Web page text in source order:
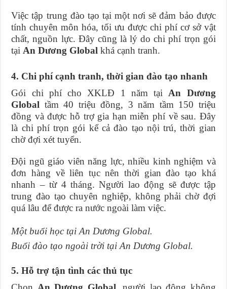
Việc tập trung đào tạo tại một nơi sẽ đảm bảo được
tính chuyên môn hóa, tối ưu được chi phí cơ sở vật
chất, nguồn lực. Đây cũng là lý do chi phí trọn gói
tại An Dương Global khá cạnh tranh.
4. Chi phí cạnh tranh, thời gian đào tạo nhanh
Gói chi phí cho XKLĐ 1 năm tại An Dương
Global tầm 40 triệu đồng, 3 năm tầm 150 triệu
đồng và được hỗ trợ gia hạn miễn phí về sau. Đây
là chi phí trọn gói kể cả đào tạo nội trú, thời gian
chờ đợi xét tuyển.
Đội ngũ giáo viên năng lực, nhiều kinh nghiệm và
đơn hàng về liên tục nên thời gian đào tạo khá
nhanh – từ 4 tháng. Người lao động sẽ được tập
trung đào tạo chuyên nghiệp, không phải chờ đợi
quá lâu để được ra nước ngoài làm việc.
Một buổi học tại An Dương Global.
Buổi đào tạo ngoài trời tại An Dương Global.
5. Hỗ trợ tận tình các thủ tục